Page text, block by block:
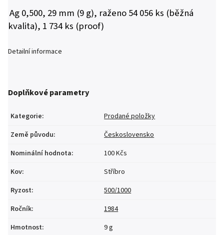
Ag 0,500, 29 mm (9 g), raženo 54 056 ks (běžná
kvalita), 1 734 ks (proof)
Detailní informace
Doplňkové parametry
Kategorie:
Prodané položky
Země původu:
Československo
Nominální hodnota:
100 Kčs
Kov:
Stříbro
Ryzost:
500/1000
Ročník:
1984
Hmotnost:
9 g